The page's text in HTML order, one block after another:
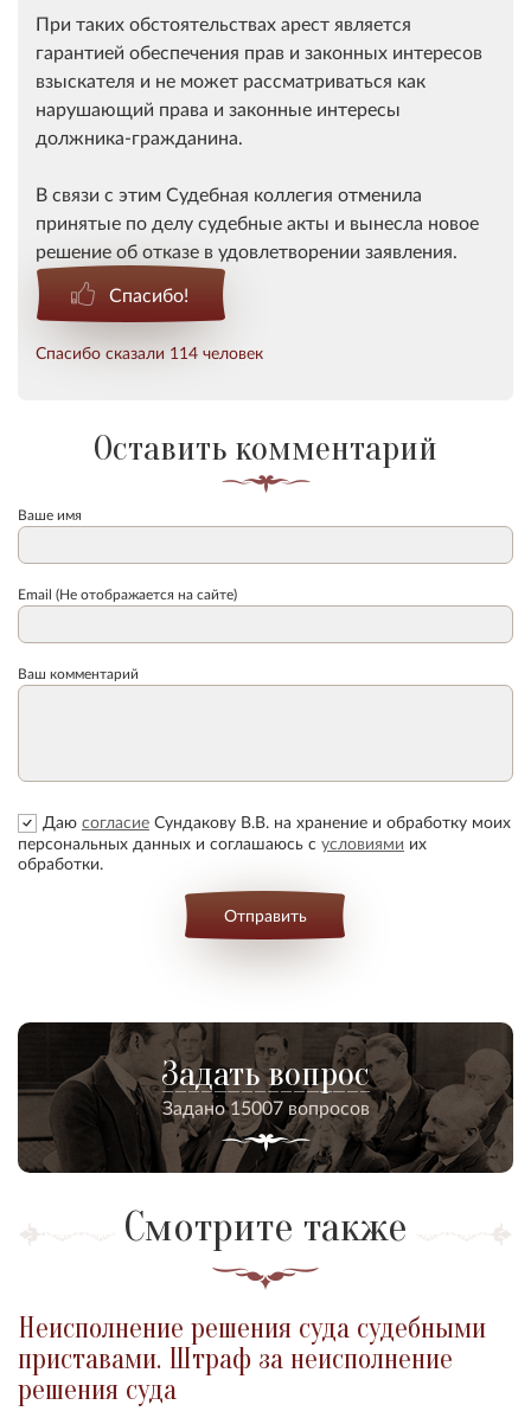
При таких обстоятельствах арест является
гарантией обеспечения прав и законных интересов
взыскателя и не может рассматриваться как
нарушающий права и законные интересы
должника-гражданина.
В связи с этим Судебная коллегия отменила
принятые по делу судебные акты и вынесла новое
решение об отказе в удовлетворении заявления.
Спасибо!
Спасибо сказали 114 человек
Оставить комментарий
Ваше имя
Email (Не отображается на сайте)
Ваш комментарий
Даю согласие Сундакову В.В. на хранение и обработку моих
персональных данных и соглашаюсь с условиями их
обработки.
Отправить
Задать вопрос
Задано 15007 вопросов
Смотрите также
Неисполнение решения суда судебными
приставами. Штраф за неисполнение
решения суда